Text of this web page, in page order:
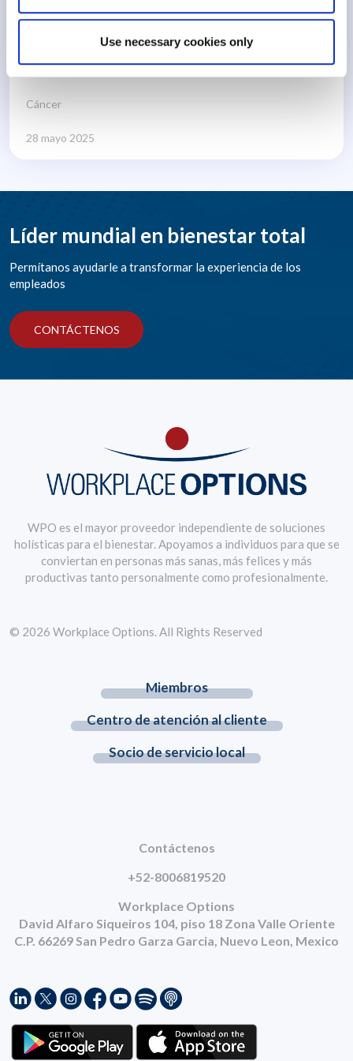
Use necessary cookies only
42 min
Cáncer
28 mayo 2025
Líder mundial en bienestar total
Permítanos ayudarle a transformar la experiencia de los
empleados
CONTÁCTENOS
WPO es el mayor proveedor independiente de soluciones
holísticas para el bienestar. Apoyamos a individuos para que se
conviertan en personas más sanas, más felices y más
productivas tanto personalmente como profesionalmente.
Miembros
Centro de atención al cliente
Socio de servicio local
Contáctenos
+52-8006819520
Workplace Options
David Alfaro Siqueiros 104, piso 18 Zona Valle Oriente
C.P. 66269 San Pedro Garza Garcia, Nuevo Leon, Mexico
© 2026 Workplace Options. All Rights Reserved